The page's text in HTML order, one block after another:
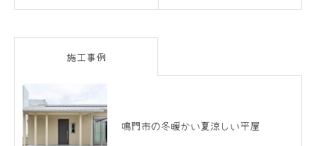
施工事例
鳴門市の冬暖かい夏涼しい平屋